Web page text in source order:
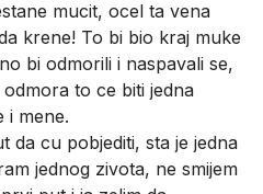
mucit, ocel ta vena
krene! To bi bio kraj muke
bi odmorili i naspavali se,
to ce biti jedna
i mene.
da cu pobjediti, sta je jedna
jednog zivota, ne smijem